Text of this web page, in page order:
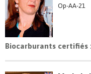
Op-AA-21
Biocarburants certifiés